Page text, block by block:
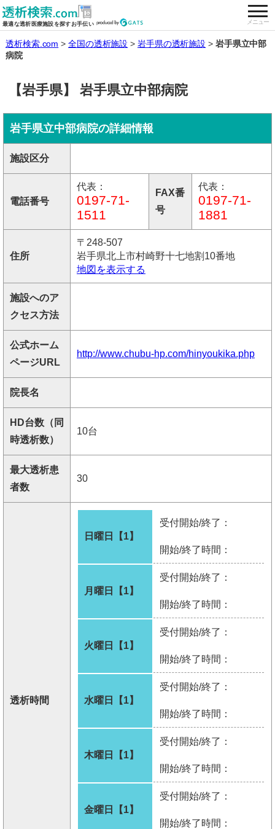
最適な透析医療施設を探すお手伝い メニュー
全国の透析施設を検索する
透析検索.com 全国の透析施設 岩手県の透析施設
岩手県立中部
病院
【岩手県】 岩手県立中部病院
岩手県立中部病院の詳細情報
施設区分
電話番号
代表：
0197-71-
1511
FAX番
号
代表：
0197-71-
1881
住所
〒248-507
岩手県北上市村崎野十七地割10番地
地図を表示する
施設へのア
クセス方法
公式ホーム
ページURL
http://www.chubu-hp.com/hinyoukika.php
院長名
HD台数（同
時透析数）
10台
最大透析患
者数
30
透析時間
日曜日【1】
受付開始/終了：
開始/終了時間：
月曜日【1】
受付開始/終了：
開始/終了時間：
火曜日【1】
受付開始/終了：
開始/終了時間：
水曜日【1】
受付開始/終了：
開始/終了時間：
木曜日【1】
受付開始/終了：
開始/終了時間：
金曜日【1】
受付開始/終了：
開始/終了時間：